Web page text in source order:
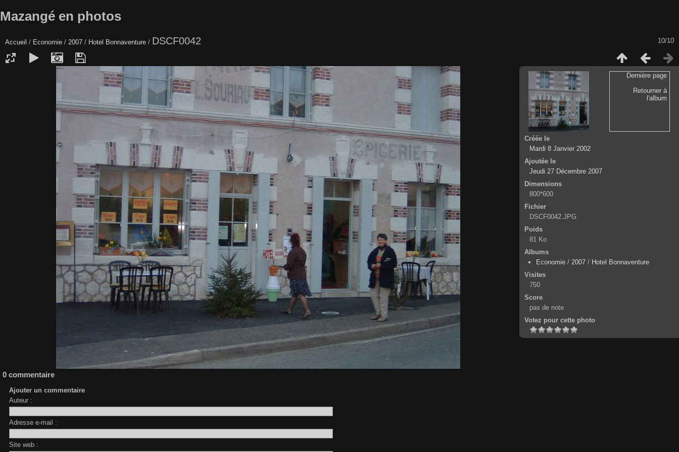
Mazangé en photos
10/10
Accueil / Economie / 2007 / Hotel Bonnaventure / DSCF0042
Dernière page
Retourner à
l'album
Créée le
Mardi 8 Janvier 2002
Ajoutée le
Jeudi 27 Décembre 2007
Dimensions
800*600
Fichier
DSCF0042.JPG
Poids
81 Ko
Albums
Economie / 2007 / Hotel Bonnaventure
Visites
750
Score
pas de note
Votez pour cette photo
0 commentaire
Ajouter un commentaire
Auteur :
Adresse e-mail :
Site web :